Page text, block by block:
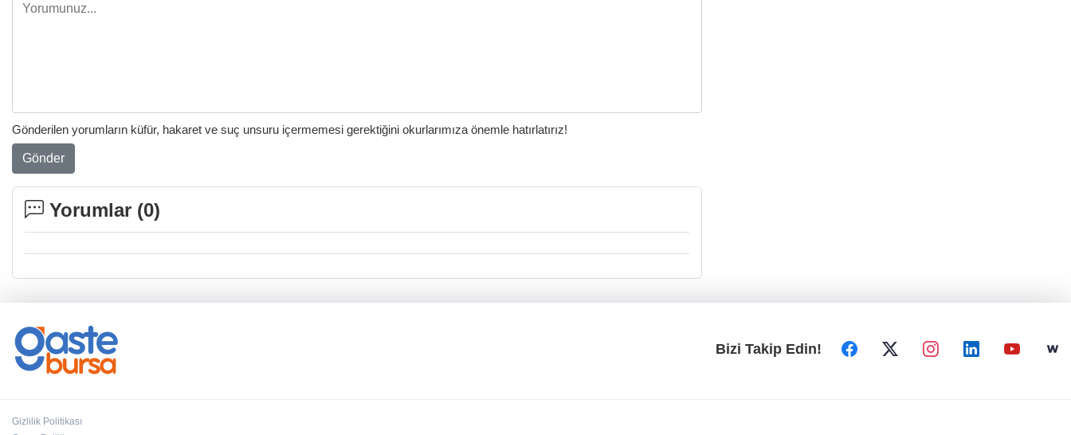
Gönderilen yorumların küfür, hakaret ve suç unsuru içermemesi gerektiğini okurlarımıza önemle hatırlatırız!
Gönder
Yorumlar (0)
Bizi Takip Edin!
Gizlilik Politikası